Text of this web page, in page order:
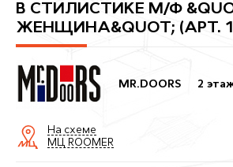
В СТИЛИСТИКЕ М/Ф
ЖЕНЩИНА&QUOT; (АРТ.
MR.DOORS 2
На схеме
МЦ ROOMER